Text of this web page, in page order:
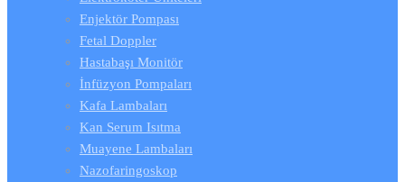
Enjektör Pompası
Fetal Doppler
Hastabaşı Monitör
İnfüzyon Pompaları
Kafa Lambaları
Kan Serum Isıtma
Muayene Lambaları
Nazofaringoskop